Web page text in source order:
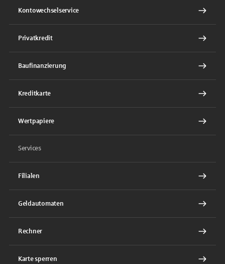
Kontowechselservice
Privatkredit
Baufinanzierung
Kreditkarte
Wertpapiere
Services
Filialen
Geldautomaten
Rechner
Karte sperren